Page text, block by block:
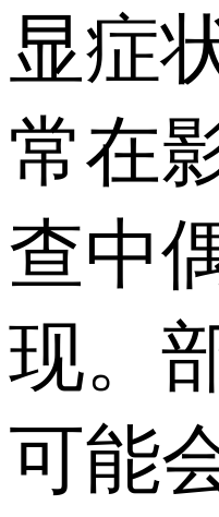
显症
常在
查中
现。
可能